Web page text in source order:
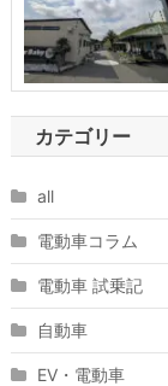
カテゴリー
all
電動車コラム
電動車 試乗記
自動車
EV・電動車